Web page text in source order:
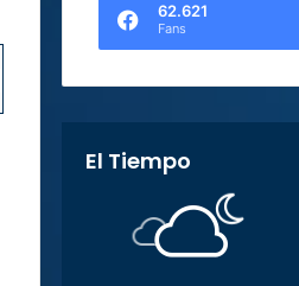
62.621
Fans
El Tiempo